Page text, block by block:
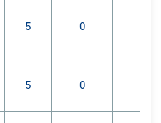
5 0
5 0